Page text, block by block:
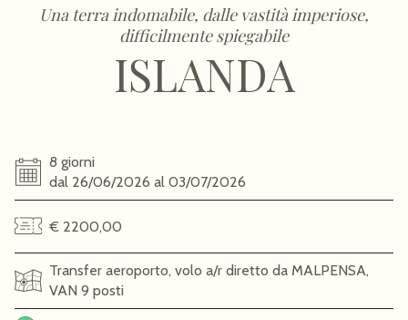
Una terra indomabile, dalle vastità imperiose,
difficilmente spiegabile
ISLANDA
8 giorni
dal 26/06/2026 al 03/07/2026
€ 2200,00
Transfer aeroporto, volo a/r diretto da MALPENSA,
VAN 9 posti